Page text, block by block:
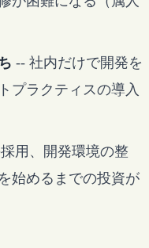
-- 社内だけで開発を
プラクティスの導入
用、開発環境の整
始めるまでの投資が